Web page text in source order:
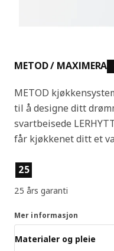
METOD / MAXIMERA
METOD
til å designe ditt
svartbeisede
får kjøkkenet ditt et
Produktfunksjoner
25
25 års garanti
Mer informasjon
Materialer og pleie